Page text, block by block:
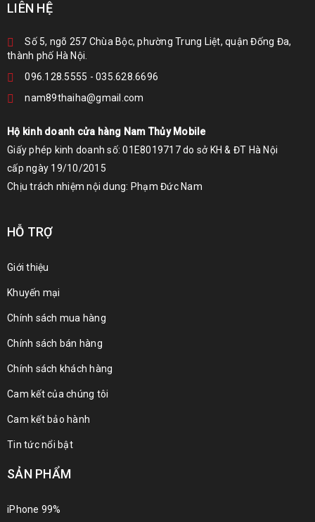
LIÊN HỆ
Số 5, ngõ 257 Chùa Bộc, phường Trung Liệt, quận Đống Đa,
thành phố Hà Nội.
096.128.5555 - 035.628.6696
nam89thaiha@gmail.com
Hộ kinh doanh cửa hàng Nam Thủy Mobile
Giấy phép kinh doanh số: 01E8019717 do sở KH & ĐT Hà Nội
cấp ngày 19/10/2015
Chịu trách nhiệm nội dung: Phạm Đức Nam
HỖ TRỢ
Giới thiệu
Khuyến mại
Chính sách mua hàng
Chính sách bán hàng
Chính sách khách hàng
Cam kết của chúng tôi
Cam kết bảo hành
Tin tức nổi bật
SẢN PHẨM
iPhone 99%